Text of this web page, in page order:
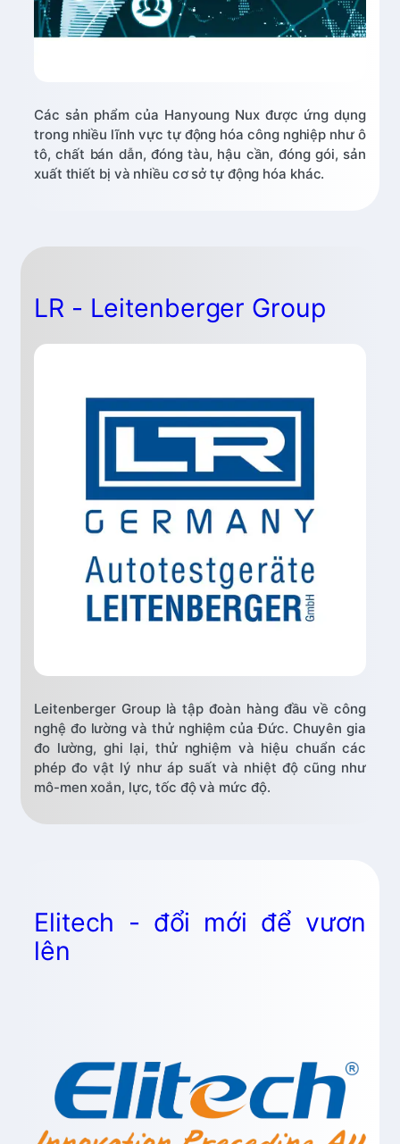
Các sản phẩm của Hanyoung Nux được ứng dụng
trong nhiều lĩnh vực tự động hóa công nghiệp như ô
tô, chất bán dẫn, đóng tàu, hậu cần, đóng gói, sản
xuất thiết bị và nhiều cơ sở tự động hóa khác.
LR - Leitenberger Group
Leitenberger Group là tập đoàn hàng đầu về công
nghệ đo lường và thử nghiệm của Đức. Chuyên gia
đo lường, ghi lại, thử nghiệm và hiệu chuẩn các
phép đo vật lý như áp suất và nhiệt độ cũng như
mô-men xoắn, lực, tốc độ và mức độ.
Elitech - đổi mới để vươn
lên